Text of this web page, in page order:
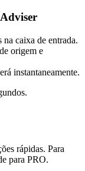
na caixa de entrada.
origem e
instantaneamente.
rápidas. Para
para PRO.